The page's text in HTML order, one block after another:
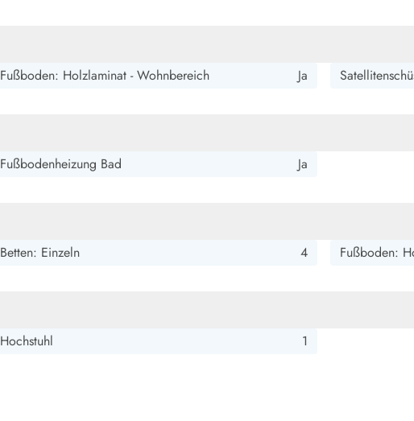
Fußboden: Holzlaminat - Wohnbereich Ja
Fußbodenheizung Bad Ja
Betten: Einzeln 4 Fußboden:
Hochstuhl 1